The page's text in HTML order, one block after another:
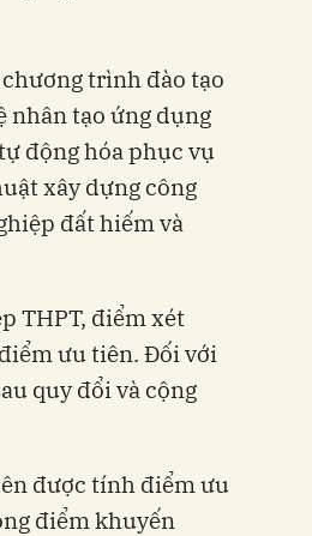
trình đào tạo
nhân tạo ứng dụng
động hóa phục vụ
xây dựng công
đất hiếm và
THPT, điểm xét
ưu tiên. Đối với
quy đổi và cộng
được tính điểm ưu
điểm khuyến